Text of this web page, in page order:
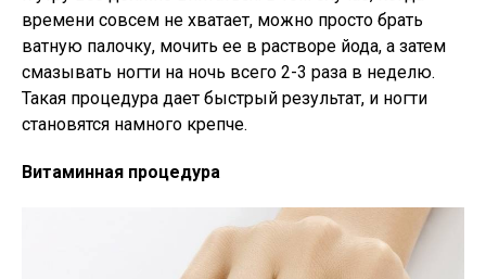
времени совсем не хватает, можно просто брать
ватную палочку, мочить ее в растворе йода, а затем
смазывать ногти на ночь всего 2-3 раза в неделю.
Такая процедура дает быстрый результат, и ногти
становятся намного крепче.
Витаминная процедура